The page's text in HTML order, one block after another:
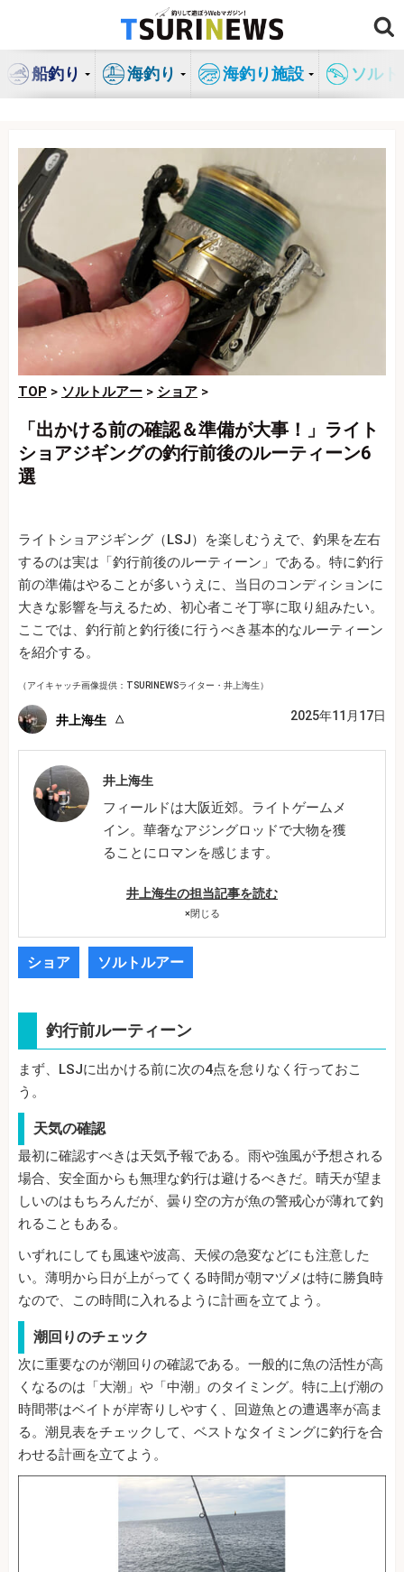
ン
船釣り 海釣り 海釣り施設 ソル
TOP > ソルトルアー > ショア >
「出かける前の確認＆準備が大事！」ライト
ショアジギングの釣行前後のルーティーン6
選
ライトショアジギング（LSJ）を楽しむうえで、釣果を左右
するのは実は「釣行前後のルーティーン」である。特に釣行
前の準備はやることが多いうえに、当日のコンディションに
大きな影響を与えるため、初心者こそ丁寧に取り組みたい。
ここでは、釣行前と釣行後に行うべき基本的なルーティーン
を紹介する。
（アイキャッチ画像提供：TSURINEWSライター・井上海生）
井上海生 2025年11月17日
井上海生
フィールドは大阪近郊。ライトゲームメ
イン。華奢なアジングロッドで大物を獲
ることにロマンを感じます。
井上海生の担当記事を読む
×閉じる
ショア ソルトルアー
釣行前ルーティーン
まず、LSJに出かける前に次の4点を怠りなく行っておこ
う。
天気の確認
最初に確認すべきは天気予報である。雨や強風が予想される
場合、安全面からも無理な釣行は避けるべきだ。晴天が望ま
しいのはもちろんだが、曇り空の方が魚の警戒心が薄れて釣
れることもある。
いずれにしても風速や波高、天候の急変などにも注意した
い。薄明から日が上がってくる時間が朝マヅメは特に勝負時
なので、この時間に入れるように計画を立てよう。
潮回りのチェック
次に重要なのが潮回りの確認である。一般的に魚の活性が高
くなるのは「大潮」や「中潮」のタイミング。特に上げ潮の
時間帯はベイトが岸寄りしやすく、回遊魚との遭遇率が高ま
る。潮見表をチェックして、ベストなタイミングに釣行を合
わせる計画を立てよう。